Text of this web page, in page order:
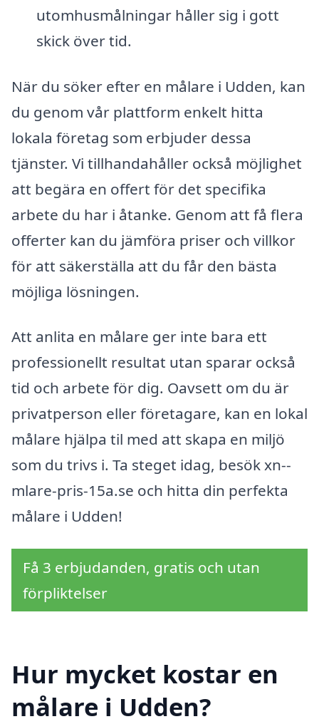
utomhusmålningar håller sig i gott
skick över tid.
När du söker efter en målare i Udden, kan
du genom vår plattform enkelt hitta
lokala företag som erbjuder dessa
tjänster. Vi tillhandahåller också möjlighet
att begära en offert för det specifika
arbete du har i åtanke. Genom att få flera
offerter kan du jämföra priser och villkor
för att säkerställa att du får den bästa
möjliga lösningen.
Att anlita en målare ger inte bara ett
professionellt resultat utan sparar också
tid och arbete för dig. Oavsett om du är
privatperson eller företagare, kan en lokal
målare hjälpa til med att skapa en miljö
som du trivs i. Ta steget idag, besök xn--
mlare-pris-15a.se och hitta din perfekta
målare i Udden!
Få 3 erbjudanden, gratis och utan
förpliktelser
Hur mycket kostar en
målare i Udden?